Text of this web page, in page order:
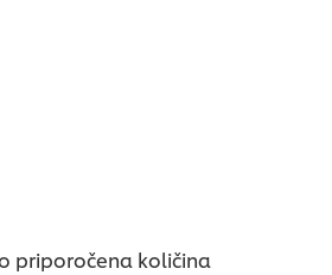
priporočena količina